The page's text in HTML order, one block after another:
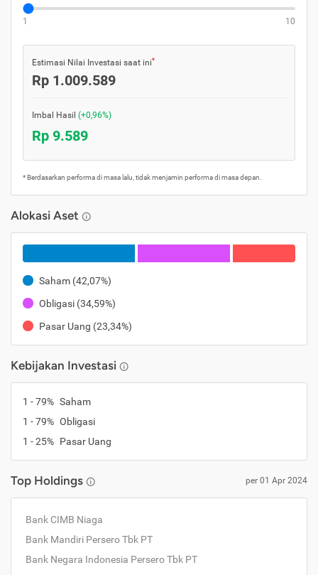
1 10
Estimasi Nilai Investasi saat ini*
Rp 1.009.589
Imbal Hasil (+0,96%)
Rp 9.589
* Berdasarkan performa di masa lalu, tidak menjamin performa di masa depan.
Alokasi Aset
Saham (42,07%)
Obligasi (34,59%)
Pasar Uang (23,34%)
Kebijakan Investasi
1 -79% Saham
1 -79% Obligasi
1 -25% Pasar Uang
Top Holdings per 01 Apr 2024
Bank CIMB Niaga
Bank Mandiri Persero Tbk PT
Bank Negara Indonesia Persero Tbk PT